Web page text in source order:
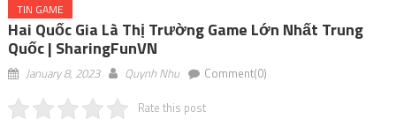
TIN GAME
Hai Quốc Gia Là Thị Trường Game Lớn Nhất Trung
Quốc | SharingFunVN
January 8, 2023 Quynh Nhu Comment(0)
Rate this post